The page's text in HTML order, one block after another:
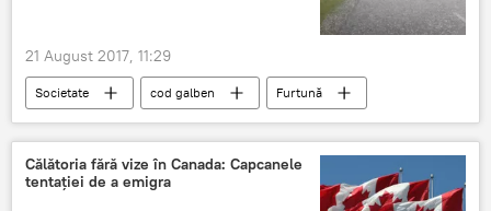
21 August 2017, 11:29
Societate cod galben
Furtună
zile
Meteo
Călătoria fără vize în Canada: Capcanele
tentației de a emigra